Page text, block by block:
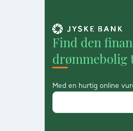
Find den
drømmebolig
Med en hurtig online